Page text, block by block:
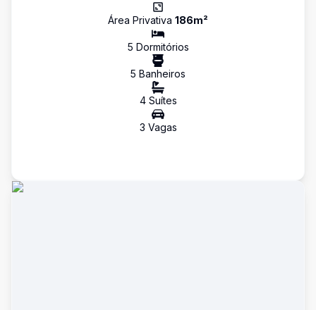
Área Privativa 186m²
5 Dormitórios
5 Banheiros
4Suítes
3 Vagas